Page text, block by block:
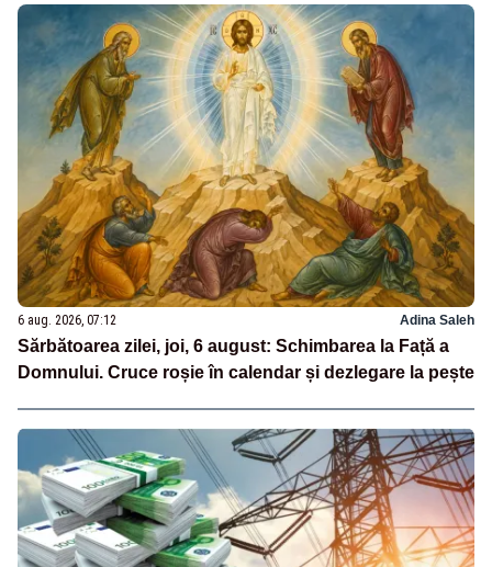
6 aug. 2026, 07:12 Adina Saleh
Sărbătoarea zilei, joi, 6 august: Schimbarea la Față a
Domnului. Cruce roșie în calendar și dezlegare la pește